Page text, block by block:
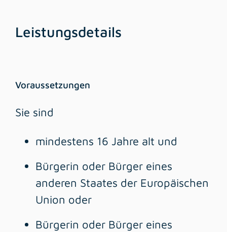
Leistungsdetails
Voraussetzungen
Sie sind
mindestens 16 Jahre alt und
Bürgerin oder Bürger eines
anderen Staates der Europäischen
Union oder
Bürgerin oder Bürger eines